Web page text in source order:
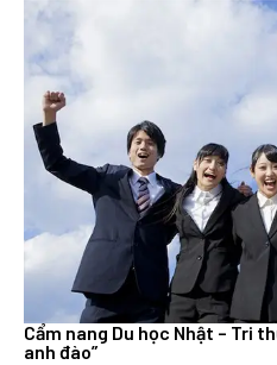
Cẩm nang Du học Nhật – Tri
anh đào”